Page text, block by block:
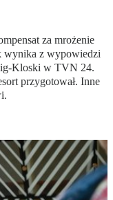
za mrożenie
wynika z wypowiedzi
Kloski w TVN 24.
przygotował. Inne